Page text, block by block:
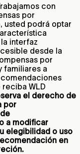
con
por
usted podrá optar
interfaz
desde la
por
familiares a
WLD
el derecho de
por
a modificar
elegibilidad o uso
en